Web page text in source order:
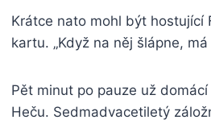
Krátce nato mohl být hostující
kartu. „Když na něj šlápne,
Pět minut po pauze už
Heču. Sedmadvacetiletý